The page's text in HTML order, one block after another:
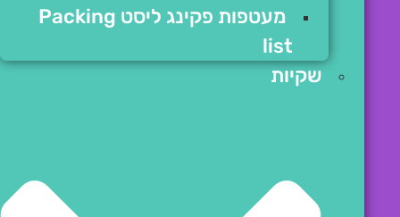
מעטפות פקינג ליסט Packing
list
שקיות